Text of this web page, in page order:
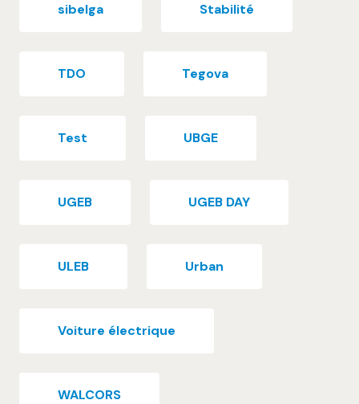
sibelga Stabilité
TDO Tegova
Test UBGE
UGEB UGEB DAY
ULEB Urban
Voiture électrique
WALCORS